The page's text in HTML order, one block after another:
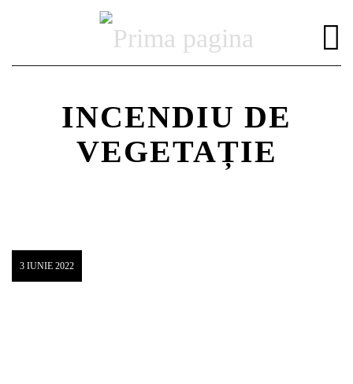
INCENDIU DE
VEGETAȚIE
3 IUNIE 2022